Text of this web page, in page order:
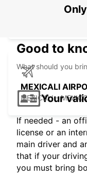
MEXICALI
MEXICALI
MEXICALI -
Good to
What should you
Your
If needed - an
license or an
main driver and
that if your
you must bring